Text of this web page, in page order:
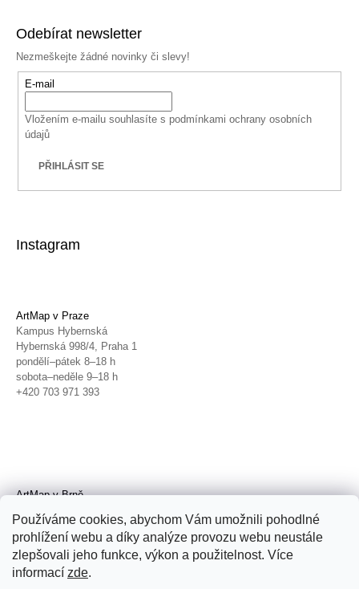
Používáme cookies, abychom Vám umožnili pohodlné
prohlížení webu a díky analýze provozu webu neustále
zlepšovali jeho funkce, výkon a použitelnost. Více
informací zde.
Odebírat newsletter
Nezmeškejte žádné novinky či slevy!
E-mail
Vložením e-mailu souhlasíte s podmínkami ochrany osobních
údajů
PŘIHLÁSIT SE
Instagram
ArtMap v Praze
Kampus Hybernská
Hybernská 998/4, Praha 1
pondělí–pátek 8–18 h
sobota–neděle 9–18 h
+420 703 971 393
ArtMap v Brně
Radnická 4, Brno
úterý–pátek 11–19 h
sobota 14–19 h
+420 702 152 298